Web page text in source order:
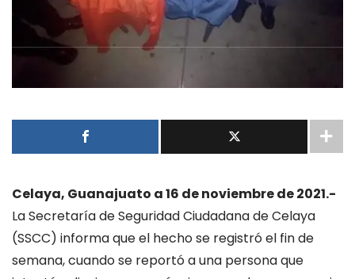
Celaya, Guanajuato a 16 de noviembre de 2021.-
La Secretaría de Seguridad Ciudadana de Celaya
(SSCC) informa que el hecho se registró el fin de
semana, cuando se reportó a una persona que